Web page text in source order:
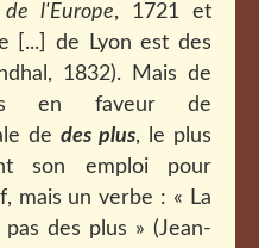
l'Europe, 1721 et
[...] de Lyon est des
1832). Mais de
en faveur de
de des plus, le plus
son emploi pour
mais un verbe : « La
des plus » (Jean-